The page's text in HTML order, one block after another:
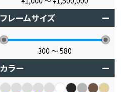
フレームサイズ ー
300 〜580
カラー ー